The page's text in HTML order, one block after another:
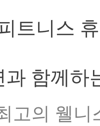
트니스
과 함께하
고의 웰